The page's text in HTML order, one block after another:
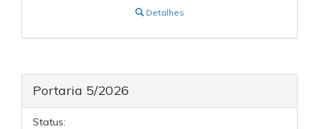
Detalhes
Portaria 5/2026
Status: